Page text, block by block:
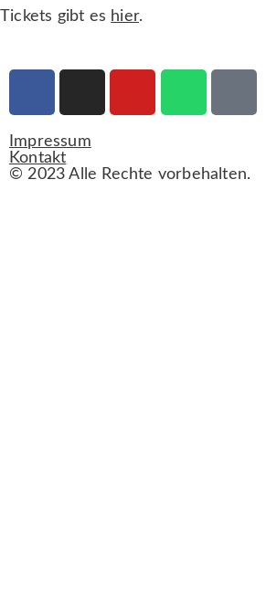
Tickets gibt es hier.
Impressum
Kontakt
© 2023 Alle Rechte vorbehalten.